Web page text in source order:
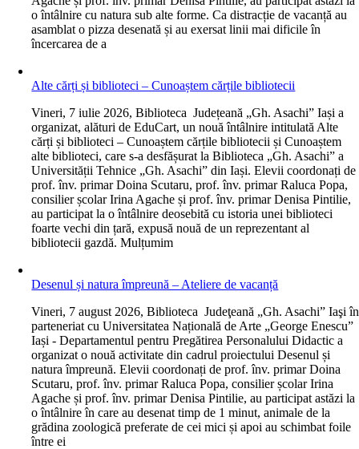
o întâlnire cu natura sub alte forme. Ca distracție de vacanță au
asamblat o pizza desenată și au exersat linii mai dificile în
încercarea de a
Alte cărți și biblioteci – Cunoaștem cărțile bibliotecii
Vineri, 7 iulie 2026, Biblioteca Județeană „Gh. Asachi” Iași a
organizat, alături de EduCart, un nouă întâlnire intitulată Alte
cărți și biblioteci – Cunoaștem cărțile bibliotecii și Cunoaștem
alte biblioteci, care s-a desfășurat la Biblioteca „Gh. Asachi” a
Universității Tehnice „Gh. Asachi” din Iași. Elevii coordonați de
prof. înv. primar Doina Scutaru, prof. înv. primar Raluca Popa,
consilier școlar Irina Agache și prof. înv. primar Denisa Pintilie,
au participat la o întâlnire deosebită cu istoria unei biblioteci
foarte vechi din țară, expusă nouă de un reprezentant al
bibliotecii gazdă. Mulțumim
Desenul și natura împreună – Ateliere de vacanță
Vineri, 7 august 2026, Biblioteca Judeţeană „Gh. Asachi” Iaşi în
parteneriat cu Universitatea Națională de Arte „George Enescu”
Iași - Departamentul pentru Pregătirea Personalului Didactic a
organizat o nouă activitate din cadrul proiectului Desenul și
natura împreună. Elevii coordonați de prof. înv. primar Doina
Scutaru, prof. înv. primar Raluca Popa, consilier școlar Irina
Agache și prof. înv. primar Denisa Pintilie, au participat astăzi la
o întâlnire în care au desenat timp de 1 minut, animale de la
grădina zoologică preferate de cei mici și apoi au schimbat foile
între ei